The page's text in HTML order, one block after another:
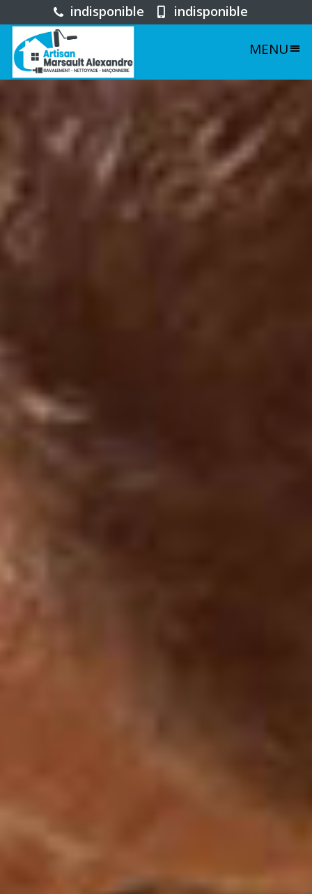
indisponible indisponible
MENU